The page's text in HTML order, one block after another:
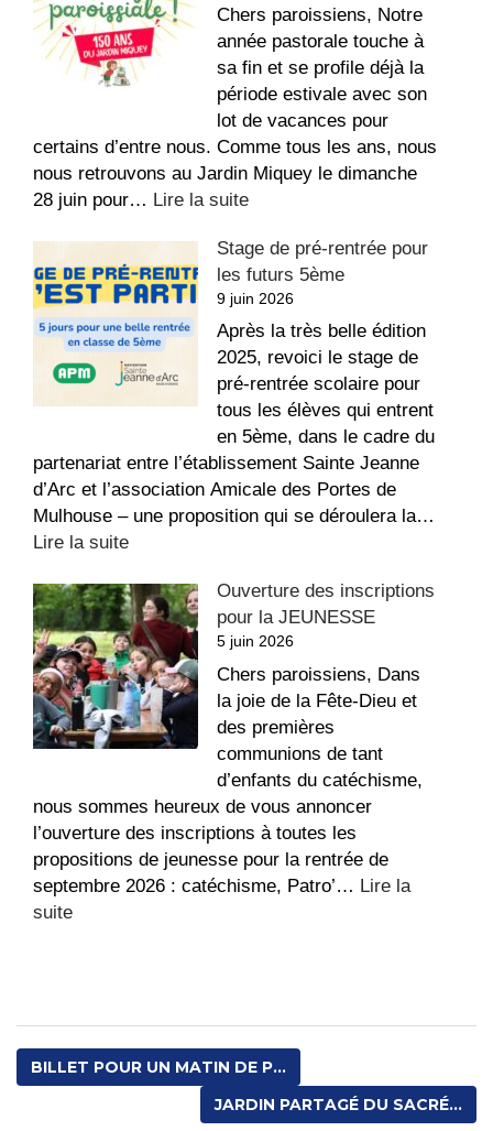
France
–
Fin
de
vie
Chers paroissiens, Notre
année pastorale touche à
sa fin et se profile déjà la
période estivale avec son
lot de vacances pour
certains d’entre nous. Comme tous les ans, nous
nous retrouvons au Jardin Miquey le dimanche
28 juin pour… Lire la suite:
paroissiale
au
Jardin
Miquey
!
Stage de pré-rentrée pour
les futurs 5ème
9 juin 2026
Après la très belle édition
2025, revoici le stage de
pré-rentrée scolaire pour
tous les élèves qui entrent
en 5ème, dans le cadre du
partenariat entre l’établissement Sainte Jeanne
d’Arc et l’association Amicale des Portes de
Mulhouse – une proposition qui se déroulera la…
Lire la suite:
de
pré-
rentrée
pour
les
futurs
5ème
Ouverture des inscriptions
pour la JEUNESSE
5 juin 2026
Chers paroissiens, Dans
la joie de la Fête-Dieu et
des premières
communions de tant
d’enfants du catéchisme,
nous sommes heureux de vous annoncer
l’ouverture des inscriptions à toutes les
propositions de jeunesse pour la rentrée de
septembre 2026 : catéchisme, Patro’… Lire la
suite:
JEUNESSE
BILLET POUR UN MATIN DE P...
JARDIN PARTAGÉ DU SACRÉ...